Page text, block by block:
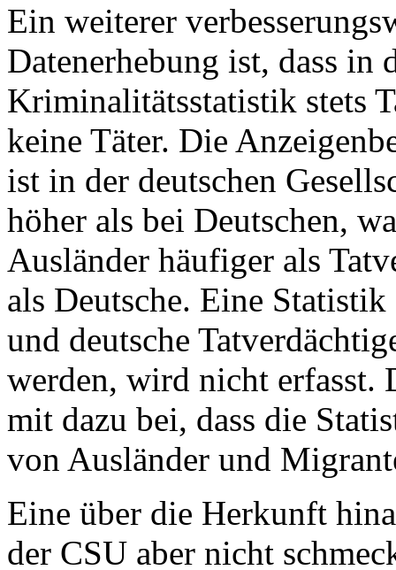
Ein weiterer
Datenerhebung ist, dass in
Kriminalitätsstatistik stets
keine Täter. Die
ist in der deutschen
höher als bei Deutschen,
Ausländer häufiger als
als Deutsche. Eine
und deutsche
werden, wird nicht erfasst.
mit dazu bei, dass die
von Ausländer und
Eine über die Herkunft
der CSU aber nicht